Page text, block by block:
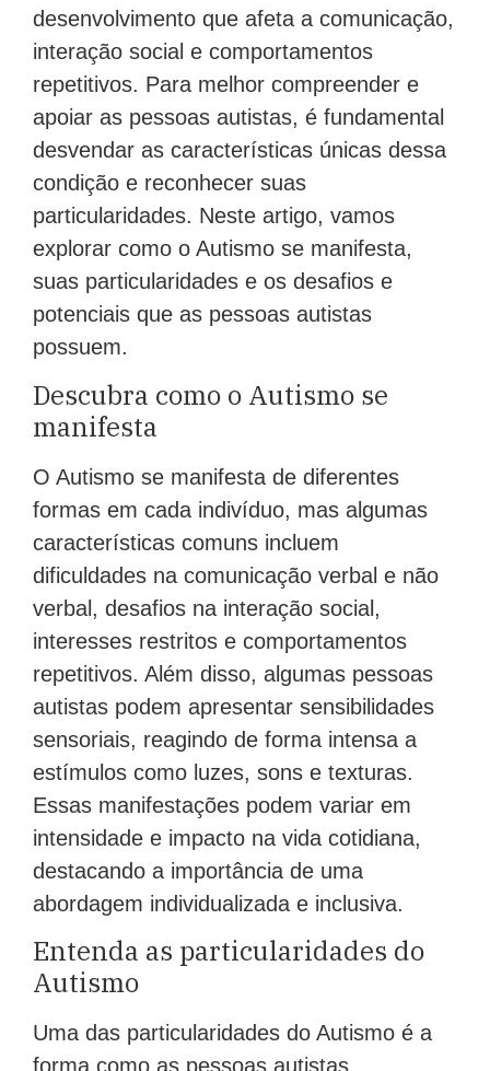
desenvolvimento que afeta a comunicação,
interação social e comportamentos
repetitivos. Para melhor compreender e
apoiar as pessoas autistas, é fundamental
desvendar as características únicas dessa
condição e reconhecer suas
particularidades. Neste artigo, vamos
explorar como o Autismo se manifesta,
suas particularidades e os desafios e
potenciais que as pessoas autistas
possuem.
Descubra como o Autismo se
manifesta
O Autismo se manifesta de diferentes
formas em cada indivíduo, mas algumas
características comuns incluem
dificuldades na comunicação verbal e não
verbal, desafios na interação social,
interesses restritos e comportamentos
repetitivos. Além disso, algumas pessoas
autistas podem apresentar sensibilidades
sensoriais, reagindo de forma intensa a
estímulos como luzes, sons e texturas.
Essas manifestações podem variar em
intensidade e impacto na vida cotidiana,
destacando a importância de uma
abordagem individualizada e inclusiva.
Entenda as particularidades do
Autismo
Uma das particularidades do Autismo é a
forma como as pessoas autistas